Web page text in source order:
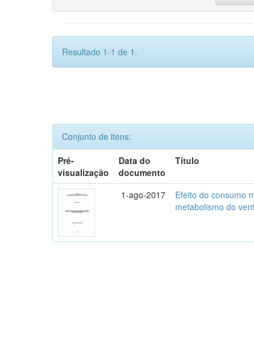
Resultado 1-1 de 1.
Conjunto de itens:
Pré-
visualização
Data do
documento
Título
1-ago-2017
Efeito do consumo
metabolismo do